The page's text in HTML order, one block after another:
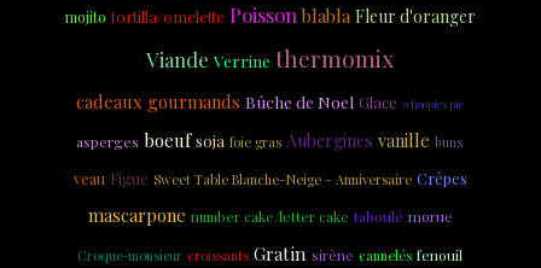
mojito tortilla/omelette Poisson blabla Fleur d'oranger
Viande Verrine thermomix
cadeaux gourmands Bûche de Noel Glace whoopies pie
asperges boeuf soja foie gras Aubergines vanille buns
veau Figue Sweet Table Blanche-Neige - Anniversaire Crêpes
mascarpone number cake/letter cake taboulé morue
Croque-monsieur croissants Gratin sirène cannelés fenouil